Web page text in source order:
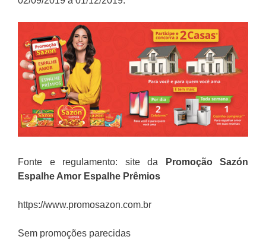
Fonte e regulamento: site da Promoção Sazón
Espalhe Amor Espalhe Prêmios
https://www.promosazon.com.br
Sem promoções parecidas